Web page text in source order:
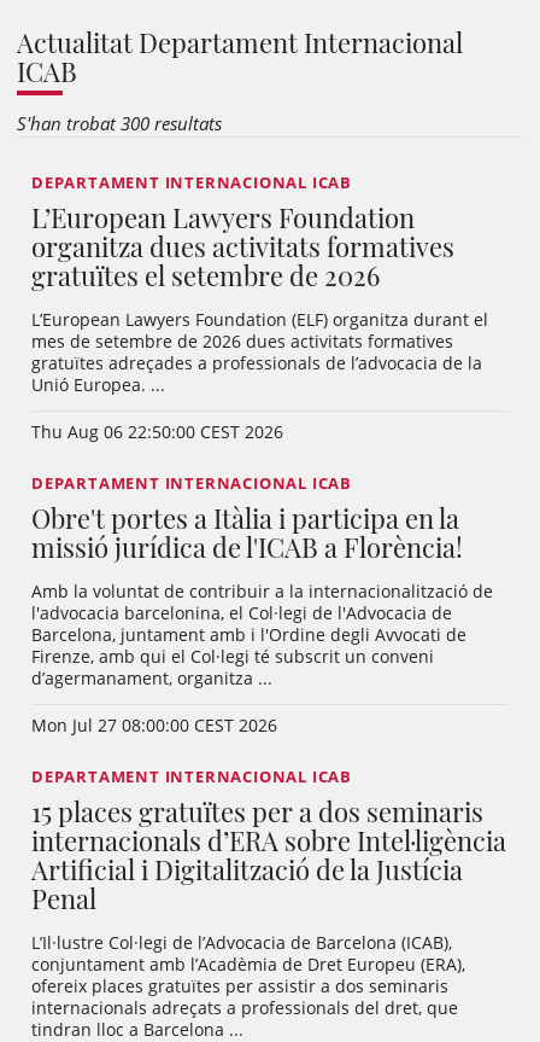
Actualitat Departament Internacional
ICAB
S'han trobat 300 resultats
DEPARTAMENT INTERNACIONAL ICAB
L’European Lawyers Foundation
organitza dues activitats formatives
gratuïtes el setembre de 2026
L’European Lawyers Foundation (ELF) organitza durant el
mes de setembre de 2026 dues activitats formatives
gratuïtes adreçades a professionals de l’advocacia de la
Unió Europea. ...
Thu Aug 06 22:50:00 CEST 2026
DEPARTAMENT INTERNACIONAL ICAB
Obre't portes a Itàlia i participa en la
missió jurídica de l'ICAB a Florència!
Amb la voluntat de contribuir a la internacionalització de
l'advocacia barcelonina, el Col·legi de l'Advocacia de
Barcelona, juntament amb i l'Ordine degli Avvocati de
Firenze, amb qui el Col·legi té subscrit un conveni
d’agermanament, organitza ...
Mon Jul 27 08:00:00 CEST 2026
DEPARTAMENT INTERNACIONAL ICAB
15 places gratuïtes per a dos seminaris
internacionals d’ERA sobre Intel·ligència
Artificial i Digitalització de la Justícia
Penal
L’Il·lustre Col·legi de l’Advocacia de Barcelona (ICAB),
conjuntament amb l’Acadèmia de Dret Europeu (ERA),
ofereix places gratuïtes per assistir a dos seminaris
internacionals adreçats a professionals del dret, que
tindran lloc a Barcelona ...